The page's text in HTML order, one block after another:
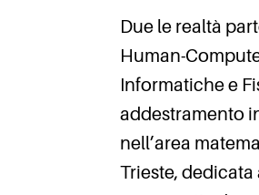
Due le realtà
Human-
Informatiche e
addestramento
nell’area
Trieste,